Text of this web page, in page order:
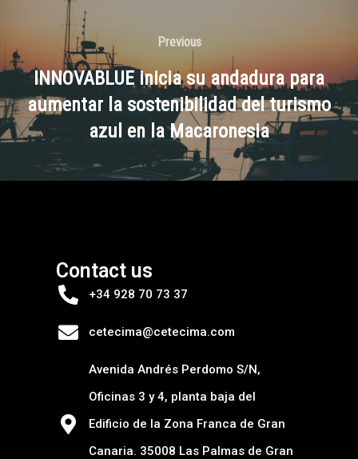
Previous
INNOVABLUE inicia su andadura para
aumentar la sostenibilidad del turismo
azul en la Macaronesia
Contact us
+34 928 70 73 37
cetecima@cetecima.com
Avenida Andrés Perdomo S/N,
Oficinas 3 y 4, planta baja del
Edificio de la Zona Franca de Gran
Canaria. 35008 Las Palmas de Gran